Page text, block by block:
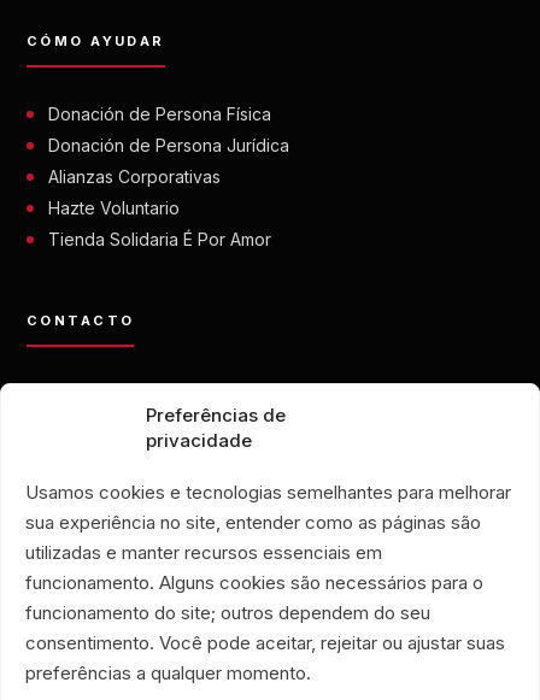
Preferências de
privacidade
Usamos cookies e tecnologias semelhantes para melhorar
sua experiência no site, entender como as páginas são
utilizadas e manter recursos essenciais em
funcionamento. Alguns cookies são necessários para o
funcionamento do site; outros dependem do seu
consentimento. Você pode aceitar, rejeitar ou ajustar suas
preferências a qualquer momento.
CÓMO AYUDAR
Donación de Persona Física
Donación de Persona Jurídica
Alianzas Corporativas
Hazte Voluntario
Tienda Solidaria É Por Amor
CONTACTO
+55 21 99028-9090
ONG É POR AMOR
Manguinhos • Río de Janeiro, Brasil
TIENDA SOLIDARIA É POR AMOR
locales 719 y 720
Copacabana • Río de Janeiro, Brasil